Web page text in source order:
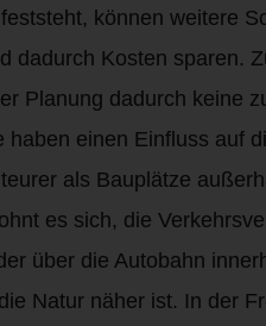
können weitere
dadurch Kosten sparen.
Planung dadurch keine
einen Einfluss auf
als Bauplätze
es sich, die
über die Autobahn
Natur näher ist. In der